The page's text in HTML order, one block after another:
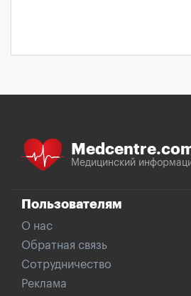
Медицинский
Пользователям
О нас
Обратная связь
Сотрудничество
Реклама